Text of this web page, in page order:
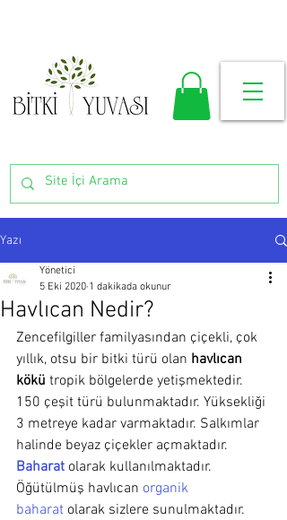
Yazı
Havlıcan Nedir?
Yönetici
5 Eki 2020 1 dakikada okunur
Zencefilgiller familyasından çiçekli, çok
yıllık, otsu bir bitki türü olan havlıcan
kökü tropik bölgelerde yetişmektedir.
150 çeşit türü bulunmaktadır. Yüksekliği
3 metreye kadar varmaktadır. Salkımlar
halinde beyaz çiçekler açmaktadır.
Baharat olarak kullanılmaktadır.
Öğütülmüş havlıcan organik
baharat olarak sizlere sunulmaktadır.